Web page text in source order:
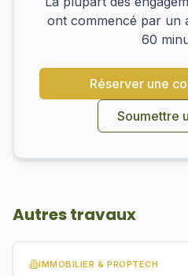
ont commencé par un
60
Réserver une
Soumettre
Autres travaux
IMMOBILIER & PROPTECH